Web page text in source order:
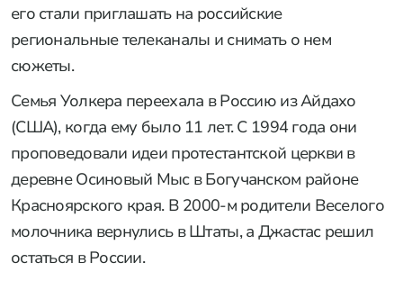
его стали приглашать на российские
региональные телеканалы и снимать о нем
сюжеты.
Семья Уолкера переехала в Россию из Айдахо
(США), когда ему было 11 лет. С 1994 года они
проповедовали идеи протестантской церкви в
деревне Осиновый Мыс в Богучанском районе
Красноярского края. В 2000-м родители Веселого
молочника вернулись в Штаты, а Джастас решил
остаться в России.